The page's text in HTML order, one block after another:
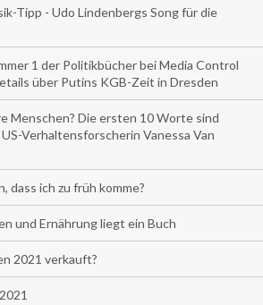
Tipp - Udo Lindenbergs Song für die
1 der Politikbücher bei Media Control
über Putins KGB-Zeit in Dresden
Menschen? Die ersten 10 Worte sind
Verhaltensforscherin Vanessa Van
dass ich zu früh komme?
und Ernährung liegt ein Buch
2021 verkauft?